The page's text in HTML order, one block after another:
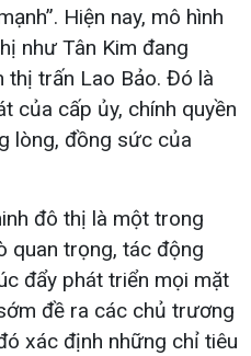
Hiện nay, mô hình
như Tân Kim đang
thị trấn Lao Bảo. Đó là
của cấp ủy, chính quyền
lòng, đồng sức của
đô thị là một trong
quan trọng, tác động
đẩy phát triển mọi mặt
đề ra các chủ trương
xác định những chỉ tiêu